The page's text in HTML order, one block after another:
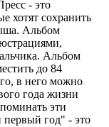
- это
хотят сохранить
Альбом
Альбом
до 84
в него можно
года жизни
эти
год" - это